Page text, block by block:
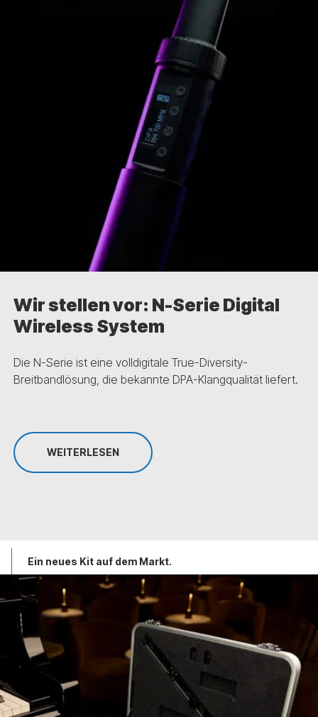
Wir stellen vor: N-Serie Digital
Wireless System
Die N-Serie ist eine volldigitale True-Diversity-
Breitbandlösung, die bekannte DPA-Klangqualität liefert.
WEITERLESEN
Ein neues Kit auf dem Markt.